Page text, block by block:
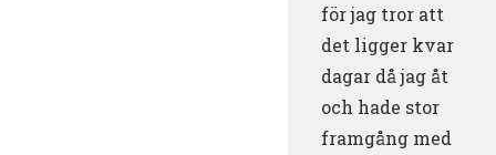
för jag tror att
det ligger kvar
dagar då jag åt
och hade stor
framgång med